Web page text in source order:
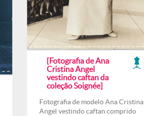
[Fotografia de Ana
Cristina Angel
vestindo caftan da
coleção Soignée]
Fotografia de modelo Ana Cristina
Angel vestindo caftan comprido